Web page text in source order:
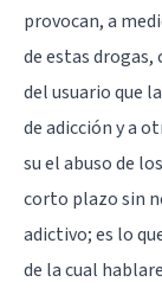
provocan, a
de estas drogas,
del usuario que
de adicción y a
su el abuso de
corto plazo sin
adictivo; es lo
de la cual